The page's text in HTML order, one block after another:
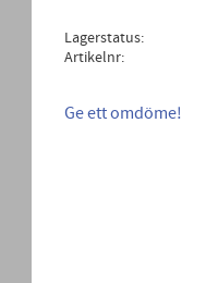
Lagerstatus
Artikelnr
Ge ett omdöme!